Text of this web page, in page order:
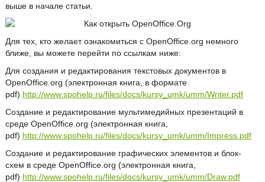
выше в начале статьи.
Для тех, кто желает ознакомиться с OpenOffice.org немного
ближе, вы можете перейти по ссылкам ниже:
Для создания и редактирования текстовых документов в
OpenOffice.org (электронная книга, в формате
pdf) http://www.spohelp.ru/files/docs/kursy_umk/umm/Writer.pdf
Создание и редактирование мультимедийных презентаций в
среде OpenOffice.org (электронная книга,
pdf) http://www.spohelp.ru/files/docs/kursy_umk/umm/Impress.pdf
Создание и редактирование графических элементов и блок-
схем в среде OpenOffice.org (электронная книга,
pdf) http://www.spohelp.ru/files/docs/kursy_umk/umm/Draw.pdf